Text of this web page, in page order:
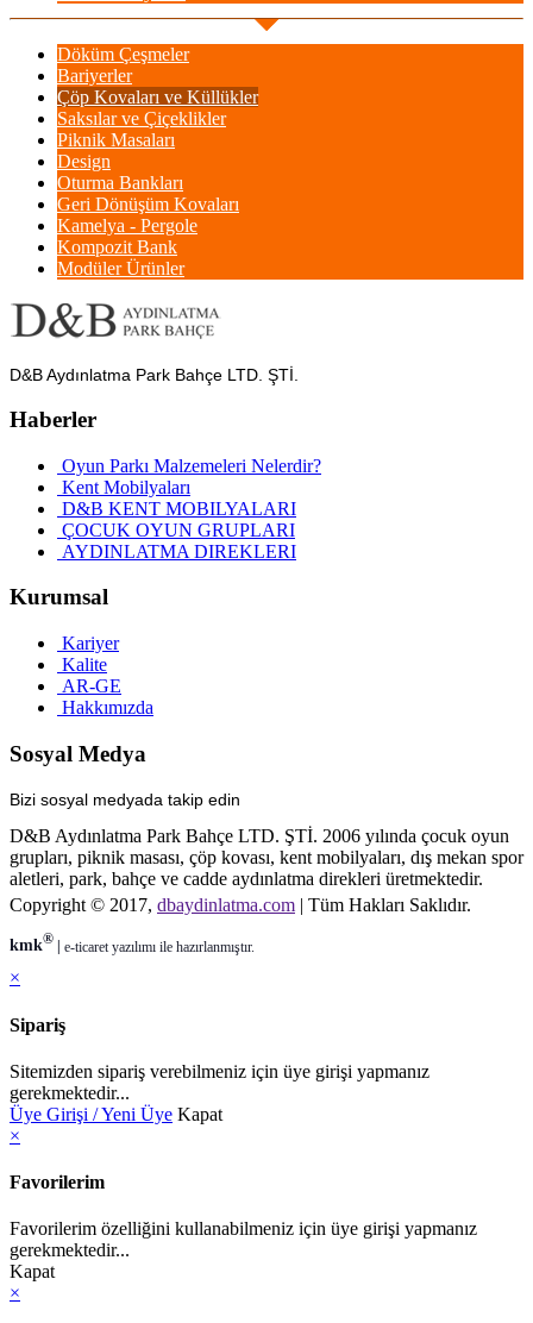
Döküm Çeşmeler
Bariyerler
Çöp Kovaları ve Küllükler
Saksılar ve Çiçeklikler
Piknik Masaları
Design
Oturma Bankları
Geri Dönüşüm Kovaları
Kamelya - Pergole
Kompozit Bank
Modüler Ürünler
D&B Aydınlatma Park Bahçe LTD. ŞTİ.
Haberler
Oyun Parkı Malzemeleri Nelerdir?
Kent Mobilyaları
D&B KENT MOBILYALARI
ÇOCUK OYUN GRUPLARI
AYDINLATMA DIREKLERI
Kurumsal
Kariyer
Kalite
AR-GE
Hakkımızda
Sosyal Medya
Bizi sosyal medyada takip edin
D&B Aydınlatma Park Bahçe LTD. ŞTİ. 2006 yılında çocuk oyun
grupları, piknik masası, çöp kovası, kent mobilyaları, dış mekan spor
aletleri, park, bahçe ve cadde aydınlatma direkleri üretmektedir.
Copyright © 2017, dbaydinlatma.com | Tüm Hakları Saklıdır.
kmk® e-ticaret yazılımı ile hazırlanmıştır.
×
Sipariş
Sitemizden sipariş verebilmeniz için üye girişi yapmanız
gerekmektedir...
Üye Girişi / Yeni Üye Kapat
×
Favorilerim
Favorilerim özelliğini kullanabilmeniz için üye girişi yapmanız
gerekmektedir...
Kapat
×